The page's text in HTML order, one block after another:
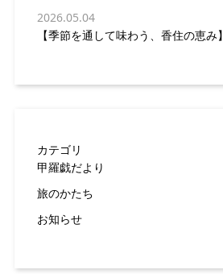
2026.05.04
【季節を通して味わう、香住の恵み】
カテゴリ
甲羅戯だより
旅のかたち
お知らせ